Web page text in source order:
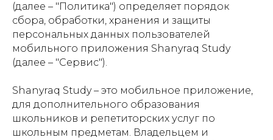
(далее – "Политика") определяет порядок
сбора, обработки, хранения и защиты
персональных данных пользователей
мобильного приложения Shanyraq Study
(далее – "Сервис").
Shanyraq Study – это мобильное приложение,
для дополнительного образования
школьников и репетиторских услуг по
школьным предметам. Владельцем и